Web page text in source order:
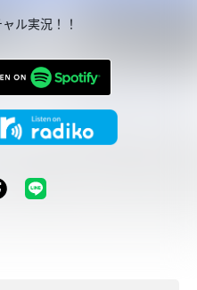
ル実況！！